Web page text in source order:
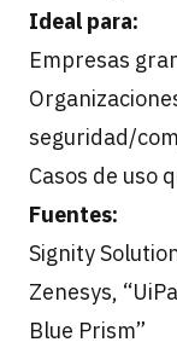
Ideal para:
Empresas
seguridad/
Casos de uso
Fuentes:
Signity
Zenesys,
Blue Prism”